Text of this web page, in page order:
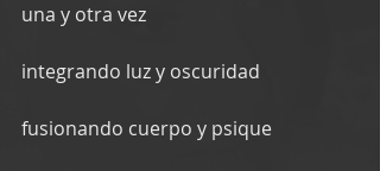
una y otra vez
integrando luz y oscuridad
fusionando cuerpo y psique